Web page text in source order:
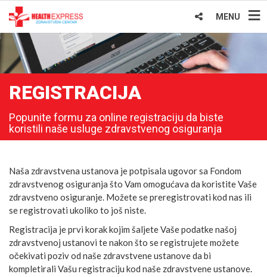
MENU
REGISTRACIJA
Popunite formu za online registraciju da biste
koristili naše usluge zdravstvenog osiguranja
Naša zdravstvena ustanova je potpisala ugovor sa Fondom
zdravstvenog osiguranja što Vam omogućava da koristite Vaše
zdravstveno osiguranje. Možete se preregistrovati kod nas ili
se registrovati ukoliko to još niste.
Registracija je prvi korak kojim šaljete Vaše podatke našoj
zdravstvenoj ustanovi te nakon što se registrujete možete
očekivati poziv od naše zdravstvene ustanove da bi
kompletirali Vašu registraciju kod naše zdravstvene ustanove.